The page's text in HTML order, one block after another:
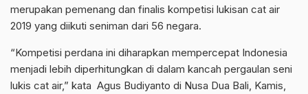
merupakan pemenang dan finalis kompetisi lukisan cat air
2019 yang diikuti seniman dari 56 negara.
“Kompetisi perdana ini diharapkan mempercepat Indonesia
menjadi lebih diperhitungkan di dalam kancah pergaulan seni
lukis cat air,” kata Agus Budiyanto di Nusa Dua Bali, Kamis,